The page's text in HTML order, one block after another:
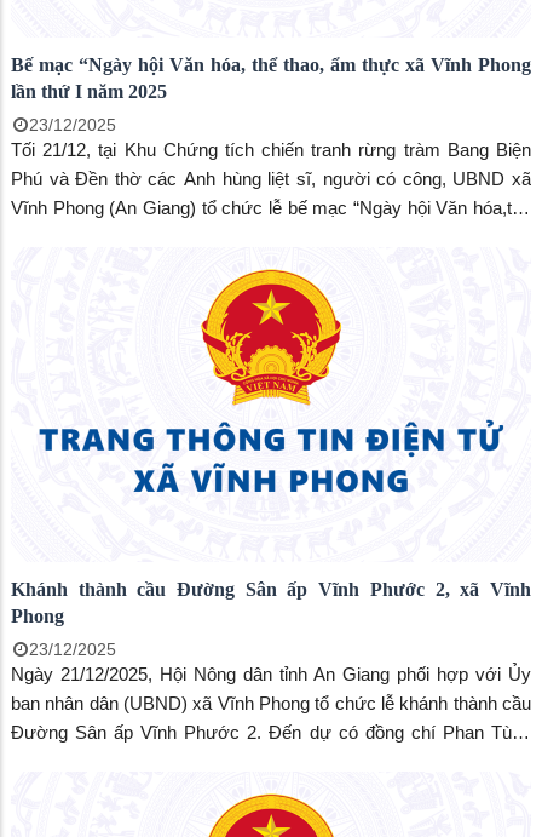
Bế mạc “Ngày hội Văn hóa, thể thao, ẩm thực xã Vĩnh Phong
lần thứ I năm 2025
23/12/2025
Tối 21/12, tại Khu Chứng tích chiến tranh rừng tràm Bang Biện
Phú và Đền thờ các Anh hùng liệt sĩ, người có công, UBND xã
Vĩnh Phong (An Giang) tổ chức lễ bế mạc “Ngày hội Văn hóa,thể
Khánh thành cầu Đường Sân ấp Vĩnh Phước 2, xã Vĩnh
Phong
23/12/2025
Ngày 21/12/2025, Hội Nông dân tỉnh An Giang phối hợp với Ủy
ban nhân dân (UBND) xã Vĩnh Phong tổ chức lễ khánh thành cầu
Đường Sân ấp Vĩnh Phước 2. Đến dự có đồng chí Phan Tùng
chúng tỉnh An Giang; đồng chí Nguyễn Chí Thanh, Bí thư Đảng ủy
xã; đồng chí Huỳnh Quốc Huy, Phó Bí thư Đảng ủy, Chủ tịch